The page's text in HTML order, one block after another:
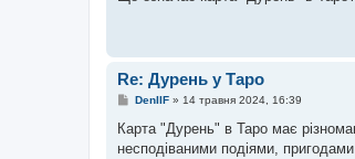
і
л
н
н
Re: Дурень у Таро
П
в
д
DenIIF» 14 травня 2024, 16:39
Карта "Дурень" в Таро має
несподіваними подіями,